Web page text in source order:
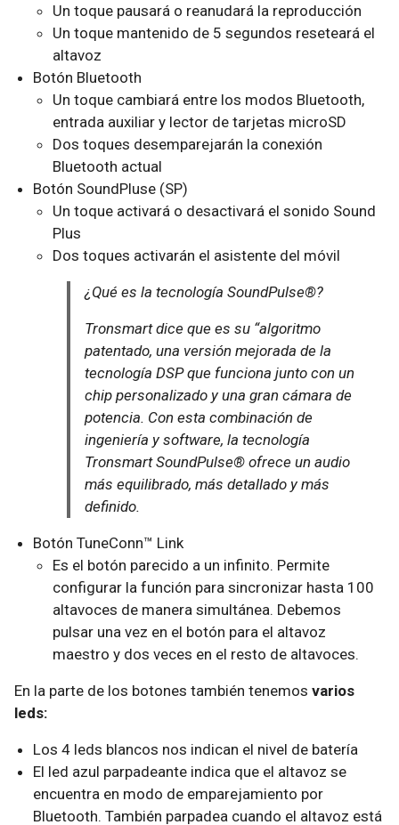
Un toque pausará o reanudará la reproducción
Un toque mantenido de 5 segundos reseteará el
altavoz
Botón Bluetooth
Un toque cambiará entre los modos Bluetooth,
entrada auxiliar y lector de tarjetas microSD
Dos toques desemparejarán la conexión
Bluetooth actual
Botón SoundPluse (SP)
Un toque activará o desactivará el sonido Sound
Plus
Dos toques activarán el asistente del móvil
¿Qué es la tecnología SoundPulse®?
Tronsmart dice que es su “algoritmo
patentado, una versión mejorada de la
tecnología DSP que funciona junto con un
chip personalizado y una gran cámara de
potencia. Con esta combinación de
ingeniería y software, la tecnología
Tronsmart SoundPulse® ofrece un audio
más equilibrado, más detallado y más
definido.
Botón TuneConn™ Link
Es el botón parecido a un infinito. Permite
configurar la función para sincronizar hasta 100
altavoces de manera simultánea. Debemos
pulsar una vez en el botón para el altavoz
maestro y dos veces en el resto de altavoces.
En la parte de los botones también tenemos varios
leds:
Los 4 leds blancos nos indican el nivel de batería
El led azul parpadeante indica que el altavoz se
encuentra en modo de emparejamiento por
Bluetooth. También parpadea cuando el altavoz está